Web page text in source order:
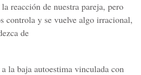
reacción de nuestra pareja, pero
controla y se vuelve algo irracional,
de
la baja autoestima vinculada con